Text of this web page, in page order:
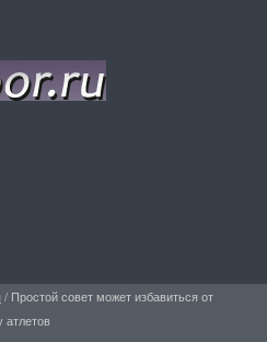
/ Простой совет может избавиться от
атлетов